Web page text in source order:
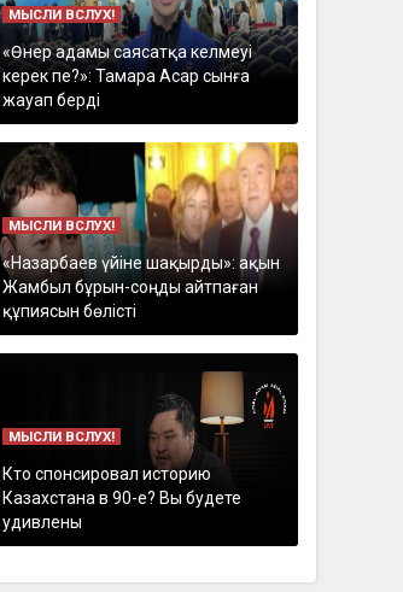
МЫСЛИ ВСЛУХ!
«Өнер адамы саясатқа келмеуі
керек пе?»: Тамара Асар сынға
жауап берді
МЫСЛИ ВСЛУХ!
«Назарбаев үйіне шақырды»: ақын
Жамбыл бұрын-соңды айтпаған
құпиясын бөлісті
МЫСЛИ ВСЛУХ!
Кто спонсировал историю
Казахстана в 90-е? Вы будете
удивлены